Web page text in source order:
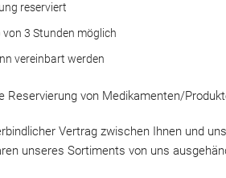
reserviert
3 Stunden möglich
vereinbart werden
Reservierung von Medikamenten/
Vertrag zwischen Ihnen und
unseres Sortiments von uns